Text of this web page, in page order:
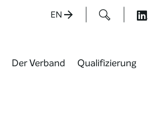
EN
Der Verband Qualifizierung